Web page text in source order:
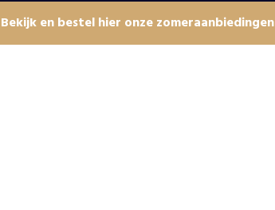
Bekijk en bestel hier onze zomeraanbiedingen